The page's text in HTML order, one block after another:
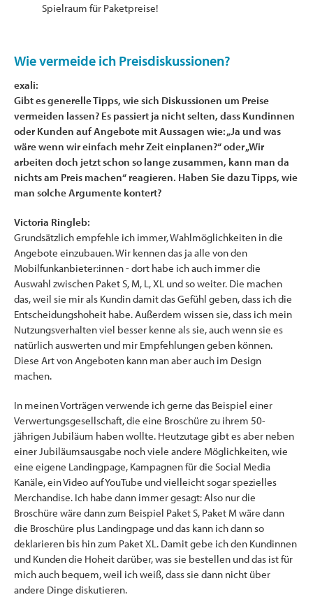
Spielraum für Paketpreise!
Wie vermeide ich Preisdiskussionen?
exali:
Gibt es generelle Tipps, wie sich Diskussionen um Preise
vermeiden lassen? Es passiert ja nicht selten, dass Kundinnen
oder Kunden auf Angebote mit Aussagen wie: „Ja und was
wäre wenn wir einfach mehr Zeit einplanen?“ oder „Wir
arbeiten doch jetzt schon so lange zusammen, kann man da
nichts am Preis machen“ reagieren. Haben Sie dazu Tipps, wie
man solche Argumente kontert?
Victoria Ringleb:
Grundsätzlich empfehle ich immer, Wahlmöglichkeiten in die
Angebote einzubauen. Wir kennen das ja alle von den
Mobilfunkanbieter:innen - dort habe ich auch immer die
Auswahl zwischen Paket S, M, L, XL und so weiter. Die machen
das, weil sie mir als Kundin damit das Gefühl geben, dass ich die
Entscheidungshoheit habe. Außerdem wissen sie, dass ich mein
Nutzungsverhalten viel besser kenne als sie, auch wenn sie es
natürlich auswerten und mir Empfehlungen geben können.
Diese Art von Angeboten kann man aber auch im Design
machen.
In meinen Vorträgen verwende ich gerne das Beispiel einer
Verwertungsgesellschaft, die eine Broschüre zu ihrem 50-
jährigen Jubiläum haben wollte. Heutzutage gibt es aber neben
einer Jubiläumsausgabe noch viele andere Möglichkeiten, wie
eine eigene Landingpage, Kampagnen für die Social Media
Kanäle, ein Video auf YouTube und vielleicht sogar spezielles
Merchandise. Ich habe dann immer gesagt: Also nur die
Broschüre wäre dann zum Beispiel Paket S, Paket M wäre dann
die Broschüre plus Landingpage und das kann ich dann so
deklarieren bis hin zum Paket XL. Damit gebe ich den Kundinnen
und Kunden die Hoheit darüber, was sie bestellen und das ist für
mich auch bequem, weil ich weiß, dass sie dann nicht über
andere Dinge diskutieren.